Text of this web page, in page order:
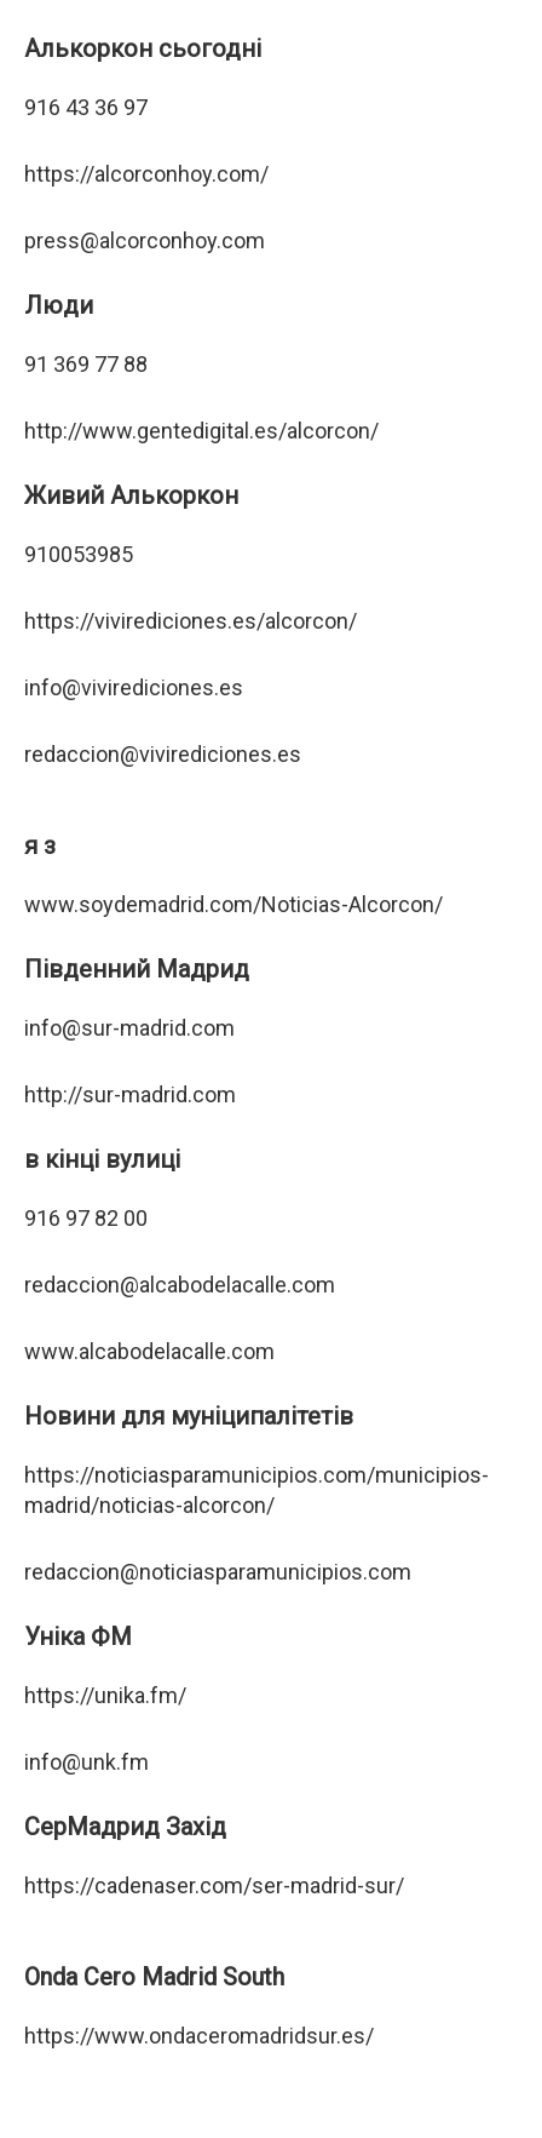
Алькоркон сьогодні
916 43 36 97
https://alcorconhoy.com/
press@alcorconhoy.com
Люди
91 369 77 88
http://www.gentedigital.es/alcorcon/
Живий Алькоркон
910053985
https://vivirediciones.es/alcorcon/
info@vivirediciones.es
redaccion@vivirediciones.es
я з
www.soydemadrid.com/Noticias-Alcorcon/
Південний Мадрид
info@sur-madrid.com
http://sur-madrid.com
в кінці вулиці
916 97 82 00
redaccion@alcabodelacalle.com
www.alcabodelacalle.com
Новини для муніципалітетів
https://noticiasparamunicipios.com/municipios-
madrid/noticias-alcorcon/
redaccion@noticiasparamunicipios.com
Уніка ФМ
https://unika.fm/
info@unk.fm
СерМадрид Захід
https://cadenaser.com/ser-madrid-sur/
Onda Cero Madrid South
https://www.ondaceromadridsur.es/